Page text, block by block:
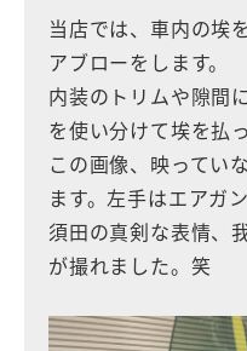
当店では、車内の埃
アブローをします。
内装のトリムや隙間
を使い分けて埃を払
この画像、映ってい
ます。左手はエアガ
須田の真剣な表情、
が撮れました。笑